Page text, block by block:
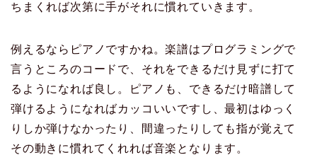
ちまくれば次第に手がそれに慣れていきます。
例えるならピアノですかね。楽譜はプログラミングで
言うところのコードで、それをできるだけ見ずに打て
るようになれば良し。ピアノも、できるだけ暗譜して
弾けるようになればカッコいいですし、最初はゆっく
りしか弾けなかったり、間違ったりしても指が覚えて
その動きに慣れてくれれば音楽となります。